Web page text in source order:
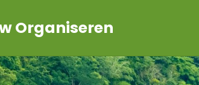
Organiseren